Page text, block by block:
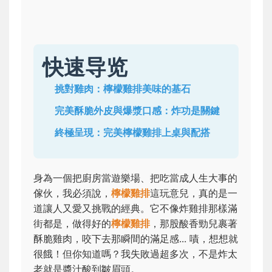
快速导览
挑對雞肉：檸檬雞排美味的基石
完美酥脆外皮與爆漿口感：炸功是關鍵
終極呈現：完美檸檬雞排上桌與配搭
身為一個把廚房當遊樂場、把吃當成人生大事的
傢伙，我必須說， 檸檬雞排這玩意兒，真的是一
道讓人又愛又挑戰的經典。它不像炸雞排那樣滿
街都是，做得好的檸檬雞排，那股酸香勁兒裹著
酥脆雞肉，咬下去那瞬間的滿足感... 嘖，想想就
很餓！但你知道嗎？我失敗過超多次，不是炸太
老就是醬汁酸到皺眉頭。